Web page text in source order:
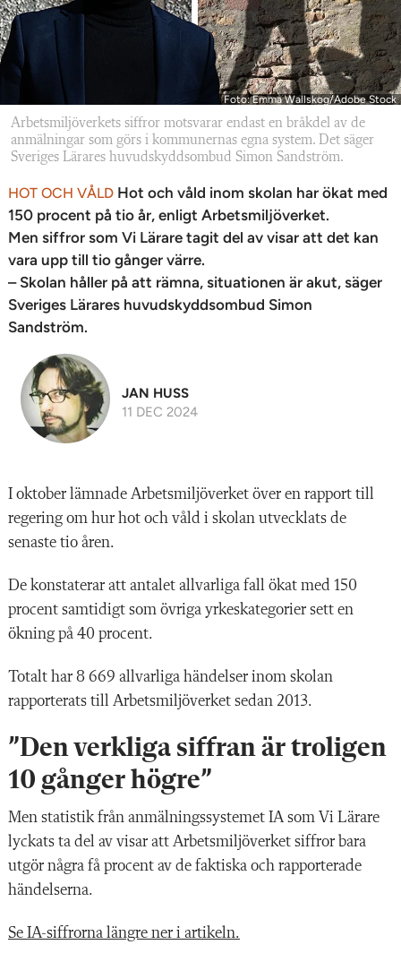
Foto: Emma Wallskog/Adobe Stock
Arbetsmiljöverkets siffror motsvarar endast en bråkdel av de
anmälningar som görs i kommunernas egna system. Det säger
Sveriges Lärares huvudskyddsombud Simon Sandström.
HOT OCH VÅLD Hot och våld inom skolan har ökat med
150 procent på tio år, enligt Arbetsmiljöverket.
Men siffror som Vi Lärare tagit del av visar att det kan
vara upp till tio gånger värre.
– Skolan håller på att rämna, situationen är akut, säger
Sveriges Lärares huvudskyddsombud Simon
Sandström.
JAN HUSS
11 DEC 2024
I oktober lämnade Arbetsmiljöverket över en rapport till
regering om hur hot och våld i skolan utvecklats de
senaste tio åren.
De konstaterar att antalet allvarliga fall ökat med 150
procent samtidigt som övriga yrkeskategorier sett en
ökning på 40 procent.
Totalt har 8 669 allvarliga händelser inom skolan
rapporterats till Arbetsmiljöverket sedan 2013.
”Den verkliga siffran är troligen
10 gånger högre”
Men statistik från anmälningssystemet IA som Vi Lärare
lyckats ta del av visar att Arbetsmiljöverket siffror bara
utgör några få procent av de faktiska och rapporterade
händelserna.
Se IA-siffrorna längre ner i artikeln.